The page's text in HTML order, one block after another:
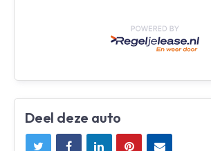
Deel deze auto